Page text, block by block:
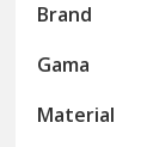
Brand
Gama
Material